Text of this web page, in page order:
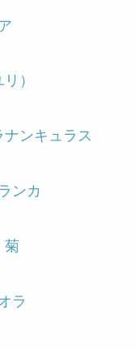
）
ナンキュラス
ンカ
菊
ラ